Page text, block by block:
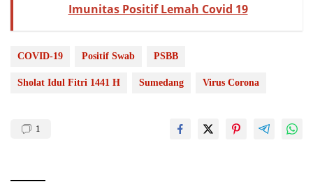
Imunitas Positif Lemah Covid 19
COVID-19 Positif Swab PSBB
Sholat Idul Fitri 1441 H Sumedang Virus Corona
1